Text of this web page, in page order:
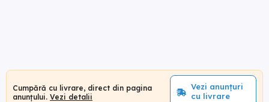
Cumpără cu livrare, direct din pagina
anunțului. Vezi detalii
Vezi anunțuri
cu livrare